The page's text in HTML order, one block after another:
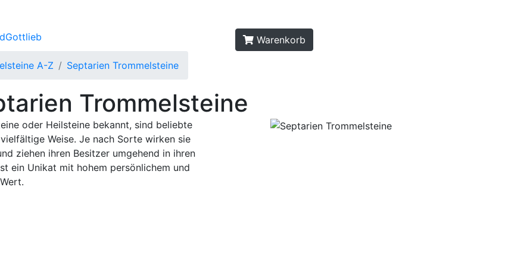
Warenkorb
A-Z Septarien Trommelsteine
Trommelsteine
oder Heilsteine bekannt, sind beliebte
Weise. Je nach Sorte wirken sie
ziehen ihren Besitzer umgehend in ihren
ein Unikat mit hohem persönlichem und